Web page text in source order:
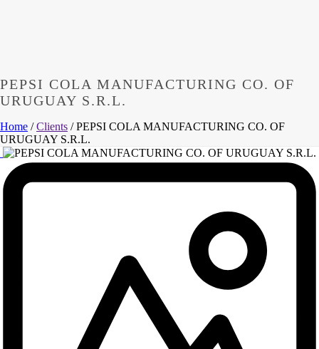
PEPSI COLA MANUFACTURING CO. OF
URUGUAY S.R.L.
Home /Clients / PEPSI COLA MANUFACTURING CO. OF
URUGUAY S.R.L.